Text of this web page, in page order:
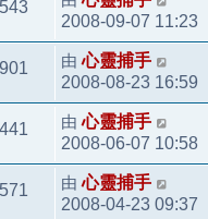
2008-09-07 11:23
由心靈捕手
2008-08-23 16:59
由心靈捕手
2008-06-07 10:58
由心靈捕手
2008-04-23 09:37